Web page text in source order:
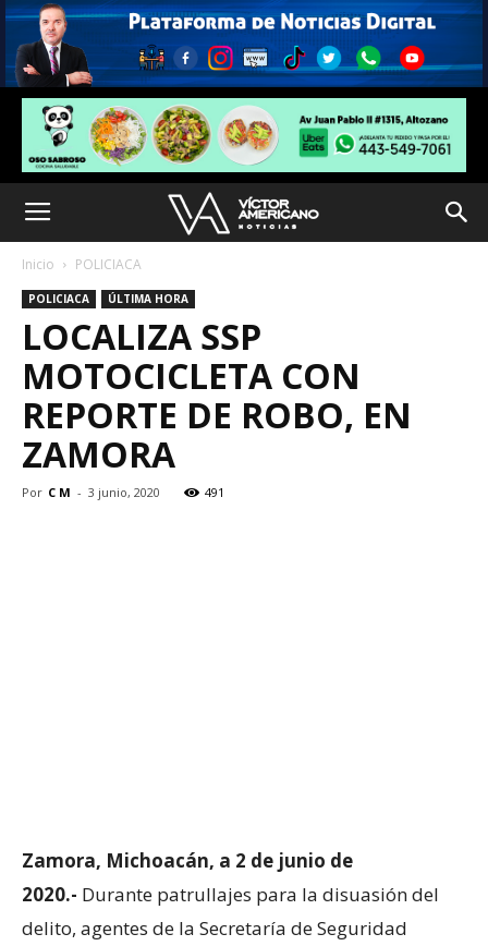
Inicio POLICIACA
POLICIACA ÚLTIMA HORA
LOCALIZA SSP
MOTOCICLETA CON
REPORTE DE ROBO, EN
ZAMORA
Por C M - 3 junio, 2020 491
Zamora, Michoacán, a 2 de junio de
2020.- Durante patrullajes para la disuasión del
delito, agentes de la Secretaría de Seguridad